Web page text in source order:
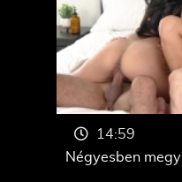
Négyesben
14:59